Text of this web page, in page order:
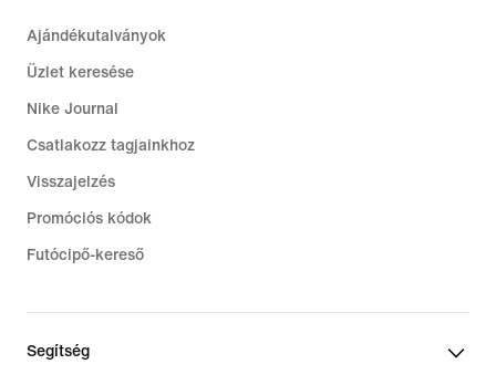
Ajándékutalványok
Üzlet keresése
Nike Journal
Csatlakozz tagjainkhoz
Visszajelzés
Promóciós kódok
Futócipő-kereső
Segítség